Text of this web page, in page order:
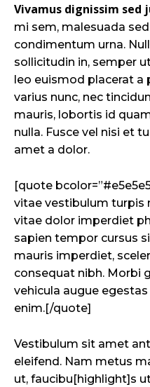
Vivamus dignissim sed
mi sem, malesuada
condimentum urna.
sollicitudin in, semper
leo euismod placerat a
varius nunc, nec
mauris, lobortis id
nulla. Fusce vel nisi et
amet a dolor.
[quote
vitae vestibulum turpis
vitae dolor imperdiet
sapien tempor cursus
mauris imperdiet,
consequat nibh. Morbi
vehicula augue
enim.[/quote]
Vestibulum sit amet
eleifend. Nam metus
ut, faucibu[highlight]s